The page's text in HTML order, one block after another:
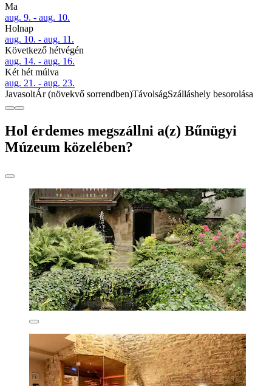
Ma
aug. 9. - aug. 10.
Holnap
aug. 10. - aug. 11.
Következő hétvégén
aug. 14. - aug. 16.
Két hét múlva
aug. 21. - aug. 23.
JavasoltÁr (növekvő sorrendben)TávolságSzálláshely besorolása
Hol érdemes megszállni a(z) Bűnügyi
Múzeum közelében?